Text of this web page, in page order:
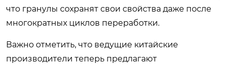
что гранулы сохранят свои свойства даже после
многократных циклов переработки.
Важно отметить, что ведущие китайские
производители теперь предлагают